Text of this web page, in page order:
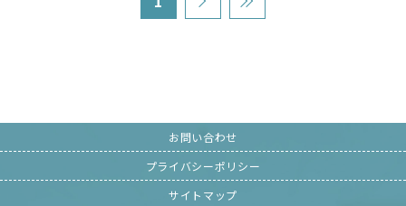
お問い合わせ
プライバシーポリシー
サイトマップ